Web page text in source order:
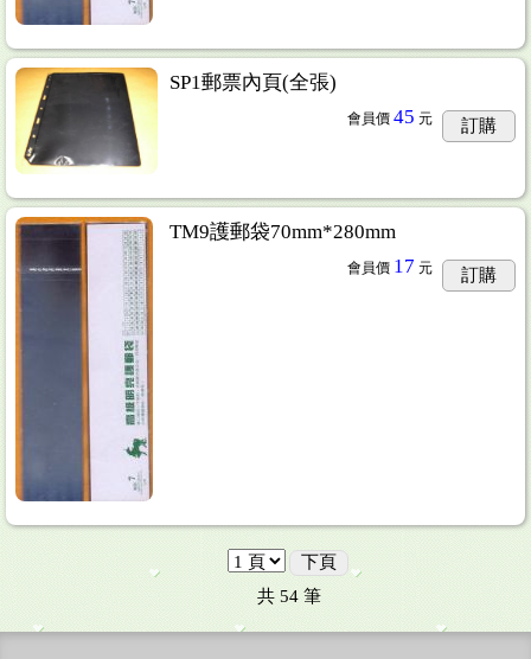
SP1郵票內頁(全張)
會員價 45 元 訂購
TM9護郵袋70mm*280mm
會員價 17 元 訂購
下頁
共 54 筆